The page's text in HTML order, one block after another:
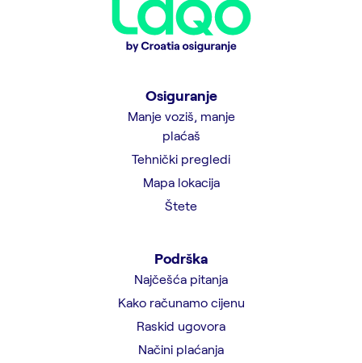
Osiguranje
Manje voziš, manje
plaćaš
Tehnički pregledi
Mapa lokacija
Štete
Podrška
Najčešća pitanja
Kako računamo cijenu
Raskid ugovora
Načini plaćanja